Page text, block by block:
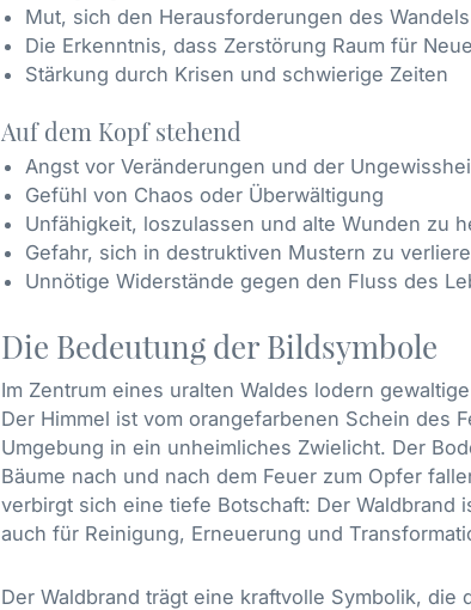
Mut, sich den Herausforderungen des
Die Erkenntnis, dass Zerstörung Raum für
Stärkung durch Krisen und schwierige Zeiten
Auf dem Kopf stehend
Angst vor Veränderungen und der
Gefühl von Chaos oder Überwältigung
Unfähigkeit, loszulassen und alte Wunden zu
Gefahr, sich in destruktiven Mustern zu
Unnötige Widerstände gegen den Fluss des
Die Bedeutung der Bildsymbole
Im Zentrum eines uralten Waldes lodern
Der Himmel ist vom orangefarbenen Schein des
Umgebung in ein unheimliches Zwielicht. Der
Bäume nach und nach dem Feuer zum Opfer
verbirgt sich eine tiefe Botschaft: Der
auch für Reinigung, Erneuerung und
Der Waldbrand trägt eine kraftvolle Symbolik,